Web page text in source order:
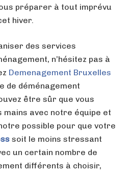
préparer à tout imprévu
hiver.
des services
n’hésitez pas à
Demenagement Bruxelles
de déménagement
être sûr que vous
mains avec notre équipe et
possible pour que votre
soit le moins stressant
un certain nombre de
différents à choisir,